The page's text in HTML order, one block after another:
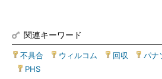
関連キーワード
不具合 ウィルコム 回収
パナ
PHS